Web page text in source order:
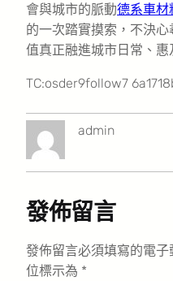
會與城市的脈動德系車材
的一次踏實摸索，不決
值真正融進城市日常、惠
TC:osder9follow7
admin
發佈留言
發佈留言必須填寫的電子
位標示為 *